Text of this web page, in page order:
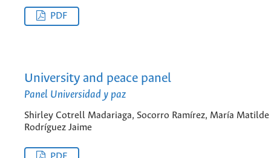
PDF
University and peace panel
Panel Universidad y paz
Shirley Cotrell Madariaga, Socorro Ramírez, María Matilde
Rodríguez Jaime